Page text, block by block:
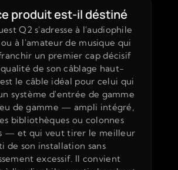
Q2 s'adresse à l'audiophile
à l'amateur de musique qui
un premier cap décisif
qualité de son câblage haut-
le câble idéal pour celui qui
système d'entrée de gamme
de gamme — ampli intégré,
bibliothèques ou colonnes
— et qui veut tirer le meilleur
de son installation sans
excessif. Il convient
produit est-il déstiné